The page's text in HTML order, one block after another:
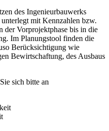
des Ingenieurbauwerks
mit Kennzahlen bzw.
der Vorprojektphase bis in die
Im Planungstool finden die
Berücksichtigung wie
Bewirtschaftung, des Ausbaus
sich bitte an